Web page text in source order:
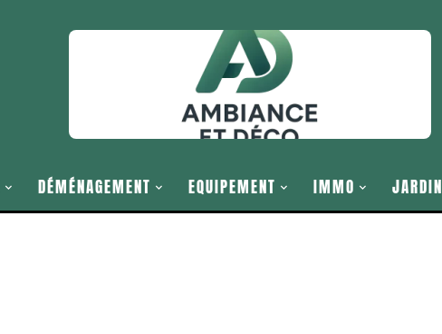
DÉMÉNAGEMENT EQUIPEMENT IMMO JARDIN